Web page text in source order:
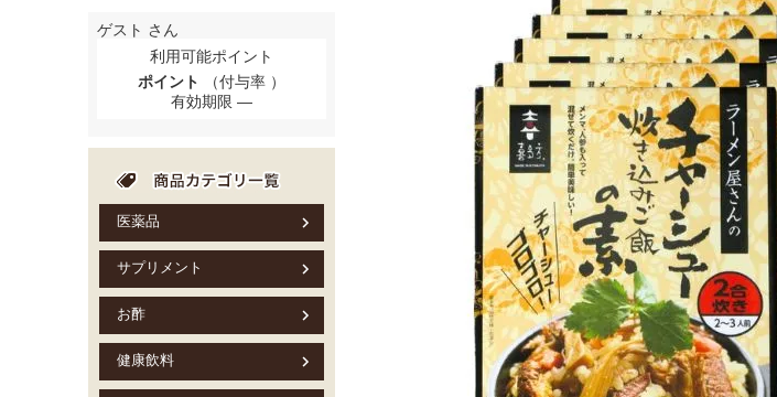
ゲスト さん
利用可能ポイント
ポイント
（付与率 ）
有効期限
医薬品
サプリメント
お酢
健康飲料